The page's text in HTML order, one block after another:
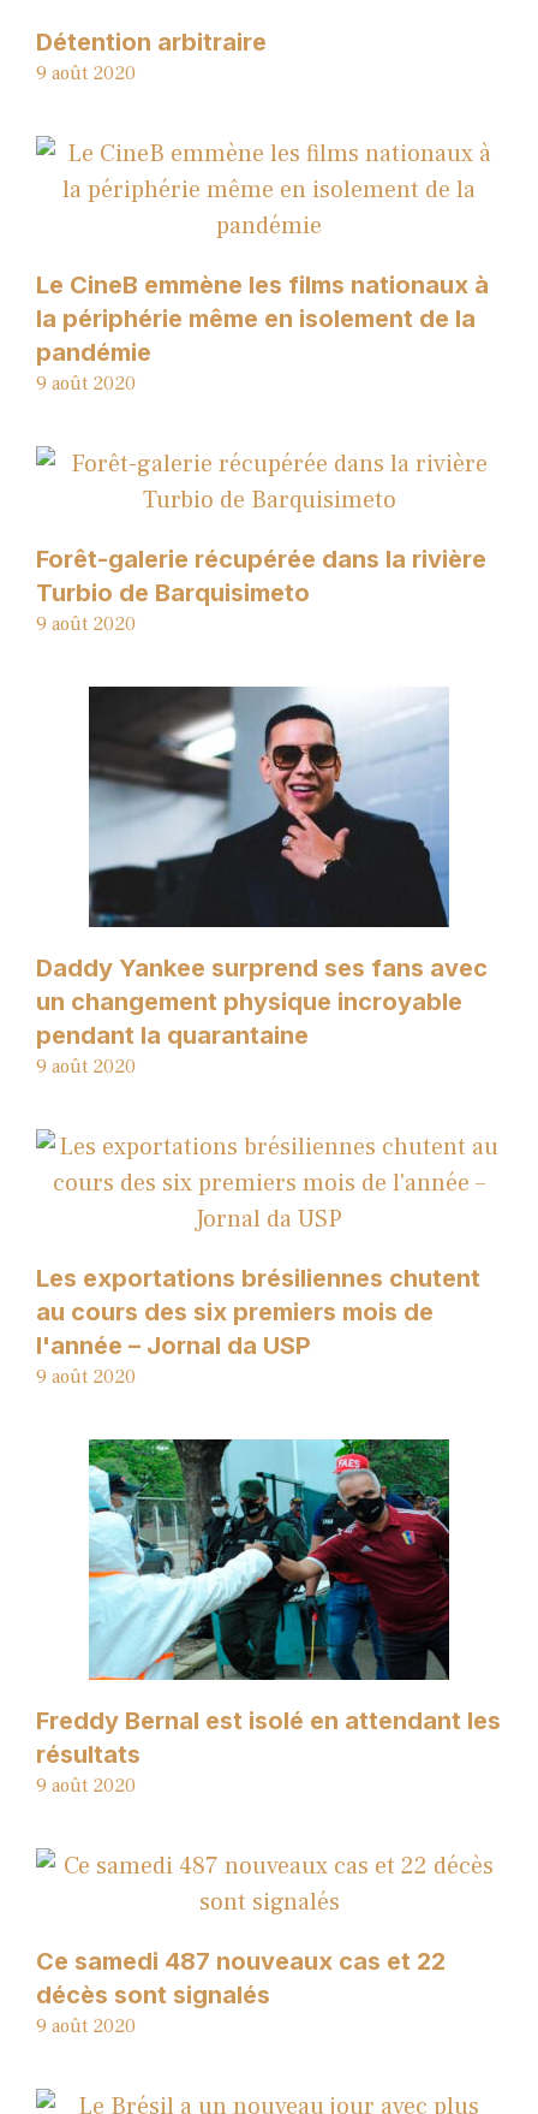
Détention arbitraire
9 août 2020
Le CineB emmène les films nationaux à
la périphérie même en isolement de la
pandémie
9 août 2020
Forêt-galerie récupérée dans la rivière
Turbio de Barquisimeto
9 août 2020
Daddy Yankee surprend ses fans avec
un changement physique incroyable
pendant la quarantaine
9 août 2020
Les exportations brésiliennes chutent
au cours des six premiers mois de
l'année – Jornal da USP
9 août 2020
Freddy Bernal est isolé en attendant les
résultats
9 août 2020
Ce samedi 487 nouveaux cas et 22
décès sont signalés
9 août 2020